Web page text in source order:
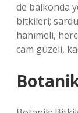
de balkonda
bitkileri;
hanımeli,
cam güzeli,